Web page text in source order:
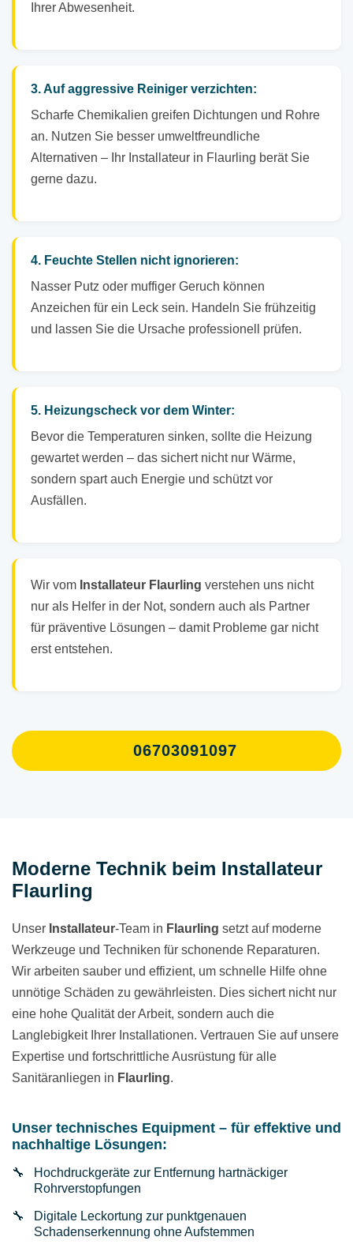
Ihrer Abwesenheit.
3. Auf aggressive Reiniger verzichten:
Scharfe Chemikalien greifen Dichtungen und Rohre
an. Nutzen Sie besser umweltfreundliche
Alternativen – Ihr Installateur in Flaurling berät Sie
gerne dazu.
4. Feuchte Stellen nicht ignorieren:
Nasser Putz oder muffiger Geruch können
Anzeichen für ein Leck sein. Handeln Sie frühzeitig
und lassen Sie die Ursache professionell prüfen.
5. Heizungscheck vor dem Winter:
Bevor die Temperaturen sinken, sollte die Heizung
gewartet werden – das sichert nicht nur Wärme,
sondern spart auch Energie und schützt vor
Ausfällen.
Wir vom Installateur Flaurling verstehen uns nicht
nur als Helfer in der Not, sondern auch als Partner
für präventive Lösungen – damit Probleme gar nicht
erst entstehen.
06703091097
Moderne Technik beim Installateur
Flaurling
Unser Installateur-Team in Flaurling setzt auf moderne
Werkzeuge und Techniken für schonende Reparaturen.
Wir arbeiten sauber und effizient, um schnelle Hilfe ohne
unnötige Schäden zu gewährleisten. Dies sichert nicht nur
eine hohe Qualität der Arbeit, sondern auch die
Langlebigkeit Ihrer Installationen. Vertrauen Sie auf unsere
Expertise und fortschrittliche Ausrüstung für alle
Sanitäranliegen in Flaurling.
Unser technisches Equipment – für effektive und
nachhaltige Lösungen:
Hochdruckgeräte zur Entfernung hartnäckiger
Rohrverstopfungen
Digitale Leckortung zur punktgenauen
Schadenserkennung ohne Aufstemmen